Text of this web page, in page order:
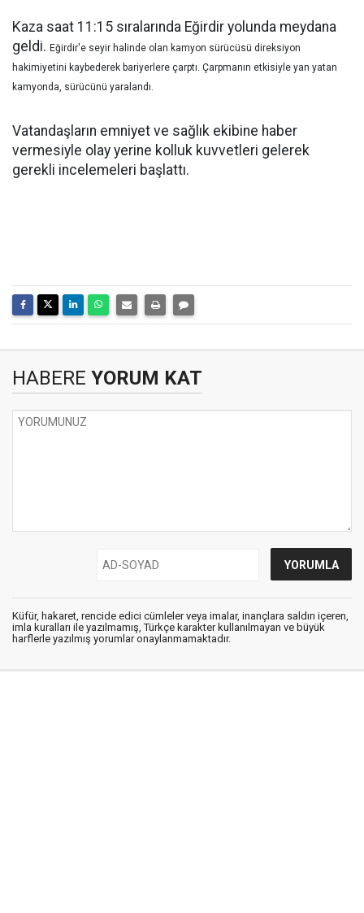
Kaza saat 11:15 sıralarında Eğirdir yolunda meydana
geldi. Eğirdir'e seyir halinde olan kamyon sürücüsü direksiyon
hakimiyetini kaybederek bariyerlere çarptı. Çarpmanın etkisiyle yan yatan
kamyonda, sürücünü yaralandı.
Vatandaşların emniyet ve sağlık ekibine haber
vermesiyle olay yerine kolluk kuvvetleri gelerek
gerekli incelemeleri başlattı.
HABERE YORUM KAT
Küfür, hakaret, rencide edici cümleler veya imalar, inançlara saldırı içeren,
imla kuralları ile yazılmamış, Türkçe karakter kullanılmayan ve büyük
harflerle yazılmış yorumlar onaylanmamaktadır.